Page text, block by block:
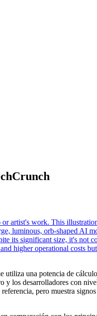
una potencia de
los desarrolladores con
pero muestra